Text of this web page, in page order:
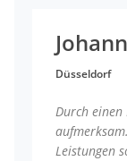
Düsseldorf
Durch
Leistungen